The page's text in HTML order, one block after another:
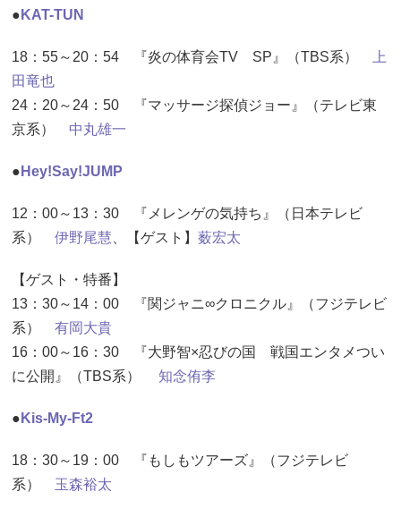
● KAT-TUN
18：55～20：54 『炎の体育会TV SP』（TBS系）
上
田竜也
24：20～24：50 『マッサージ探偵ジョー』（テレビ東
京系） 中丸雄一
● Hey!Say!JUMP
12：00～13：30 『メレンゲの気持ち』（日本テレビ
系） 伊野尾慧 、【ゲスト】 薮宏太
【ゲスト・特番】
13：30～14：00 『関ジャニ∞クロニクル』（フジテレビ
系） 有岡大貴
16：00～16：30 『大野智×忍びの国 戦国エンタメつい
に公開』（TBS系） 知念侑李
● Kis-My-Ft2
18：30～19：00 『もしもツアーズ』（フジテレビ
系） 玉森裕太